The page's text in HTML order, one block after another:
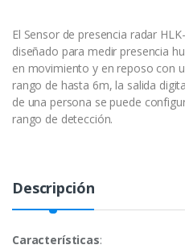
El Sensor de presencia radar
diseñado para medir presencia
en movimiento y en reposo con
rango de hasta 6m, la salida
de una persona se puede
rango de detección.
Descripción
Características: